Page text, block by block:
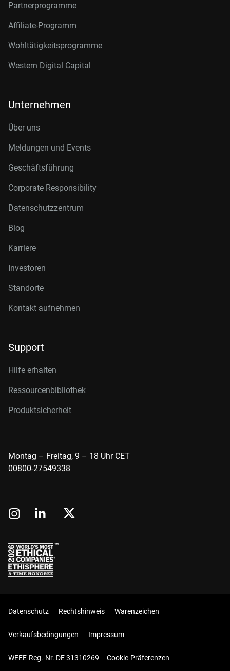
Partnerprogramme
Affiliate-Programm
Wohltätigkeitsprogramme
Western Digital Capital
Unternehmen
Über uns
Meldungen und Events
Geschäftsführung
Corporate Responsibility
Datenschutzzentrum
Blog
Karriere
Investoren
Standorte
Kontakt aufnehmen
Support
Hilfe erhalten
Ressourcenbibliothek
Produktsicherheit
Montag – Freitag, 9 – 18 Uhr CET
00800-27549338
Datenschutz Rechtshinweis Warenzeichen
Verkaufsbedingungen Impressum
WEEE-Reg.-Nr. DE 31310269 Cookie-Präferenzen